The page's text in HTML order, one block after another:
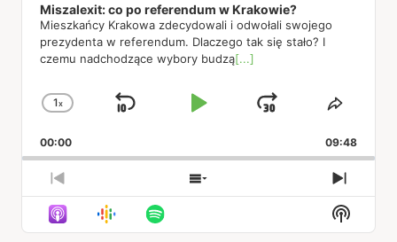
Miszalexit: co po referendum w Krakowie?
Mieszkańcy Krakowa zdecydowali i odwołali swojego
prezydenta w referendum. Dlaczego tak się stało? I
czemu nadchodzące wybory budzą[...]
Change
Rate
1x
Skip
Play
Jump
Forward
Share
00:00 09:48
Previous
Episode
Show
Episodes
Next
Show